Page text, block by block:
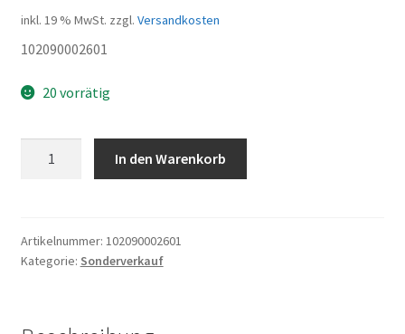
inkl. 19 % MwSt. zzgl. Versandkosten
102090002601
20 vorrätig
In den Warenkorb
Artikelnummer: 102090002601
Kategorie: Sonderverkauf